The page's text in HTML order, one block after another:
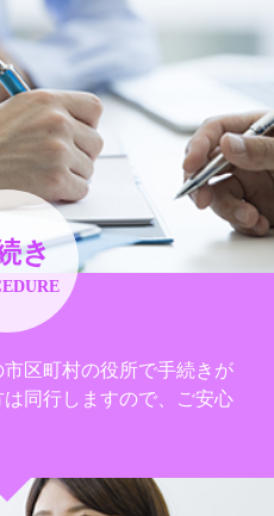
き
区町村の役所で手続きが
同行しますので、ご安心